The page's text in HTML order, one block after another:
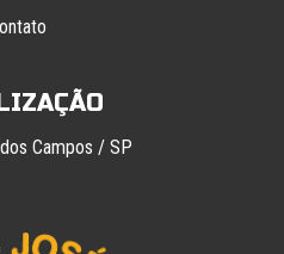
Campos / SP